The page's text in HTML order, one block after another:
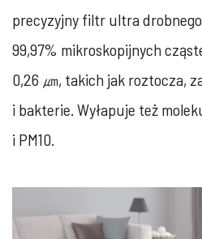
precyzyjny filtr ultra
99,97% mikroskopijnych
0,26 ㎛, takich jak roztocza,
i bakterie. Wyłapuje też
i PM10.